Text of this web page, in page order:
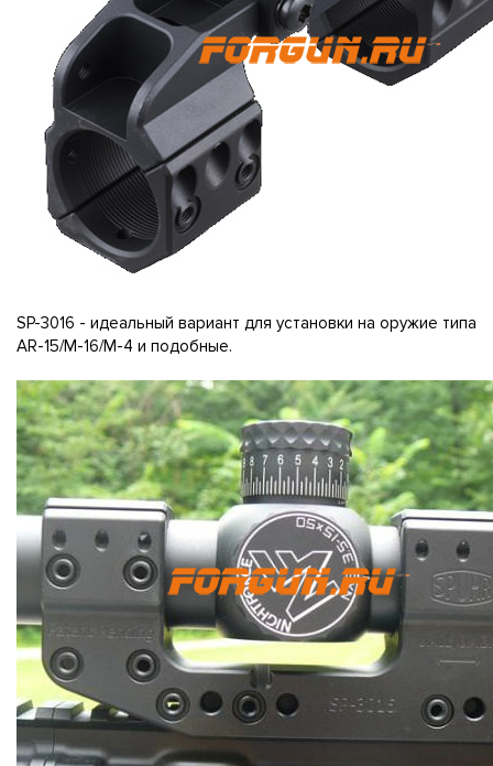
SP-3016 - идеальный вариант для установки на оружие типа
AR-15/M-16/M-4 и подобные.